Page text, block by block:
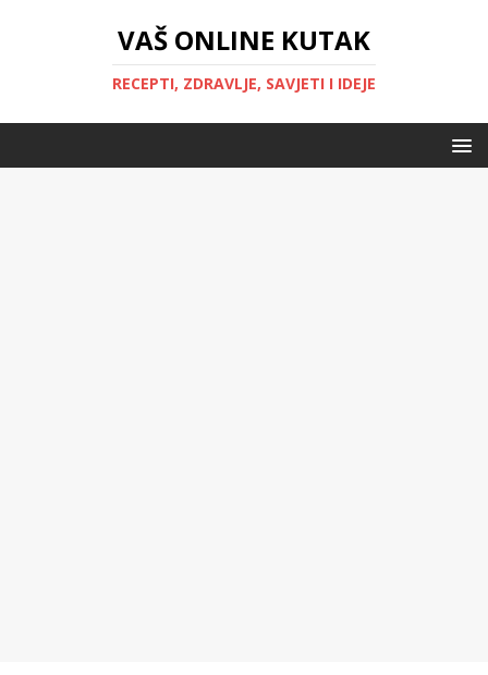
VAŠ ONLINE KUTAK
RECEPTI, ZDRAVLJE, SAVJETI I IDEJE